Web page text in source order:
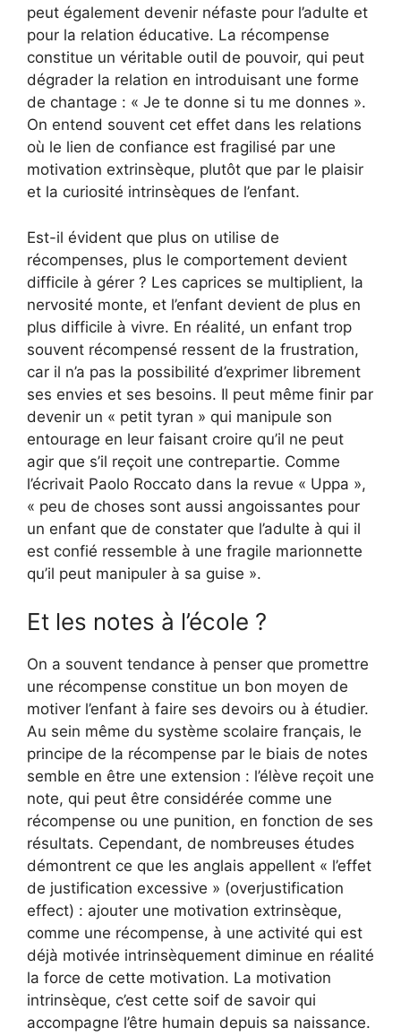
peut également devenir néfaste pour l’adulte et
pour la relation éducative. La récompense
constitue un véritable outil de pouvoir, qui peut
dégrader la relation en introduisant une forme
de chantage : « Je te donne si tu me donnes ».
On entend souvent cet effet dans les relations
où le lien de confiance est fragilisé par une
motivation extrinsèque, plutôt que par le plaisir
et la curiosité intrinsèques de l’enfant.
Est-il évident que plus on utilise de
récompenses, plus le comportement devient
difficile à gérer ? Les caprices se multiplient, la
nervosité monte, et l’enfant devient de plus en
plus difficile à vivre. En réalité, un enfant trop
souvent récompensé ressent de la frustration,
car il n’a pas la possibilité d’exprimer librement
ses envies et ses besoins. Il peut même finir par
devenir un « petit tyran » qui manipule son
entourage en leur faisant croire qu’il ne peut
agir que s’il reçoit une contrepartie. Comme
l’écrivait Paolo Roccato dans la revue « Uppa »,
« peu de choses sont aussi angoissantes pour
un enfant que de constater que l’adulte à qui il
est confié ressemble à une fragile marionnette
qu’il peut manipuler à sa guise ».
Et les notes à l’école ?
On a souvent tendance à penser que promettre
une récompense constitue un bon moyen de
motiver l’enfant à faire ses devoirs ou à étudier.
Au sein même du système scolaire français, le
principe de la récompense par le biais de notes
semble en être une extension : l’élève reçoit une
note, qui peut être considérée comme une
récompense ou une punition, en fonction de ses
résultats. Cependant, de nombreuses études
démontrent ce que les anglais appellent « l’effet
de justification excessive » (overjustification
effect) : ajouter une motivation extrinsèque,
comme une récompense, à une activité qui est
déjà motivée intrinsèquement diminue en réalité
la force de cette motivation. La motivation
intrinsèque, c’est cette soif de savoir qui
accompagne l’être humain depuis sa naissance.